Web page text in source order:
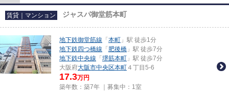
賃貸｜マンション ジャスパ御堂筋本町
地下鉄御堂筋線 「 本町 」駅 徒歩1分
地下鉄四つ橋線 「 肥後橋 」駅 徒歩7分
地下鉄中央線 「 堺筋本町 」駅 徒歩7分
大阪府大阪市中央区本町 ４丁目5-6
17.3万円
築年数：築7年 ｜募集中： 1室